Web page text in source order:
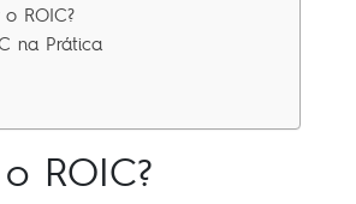
ROIC?
na Prática
ROIC?